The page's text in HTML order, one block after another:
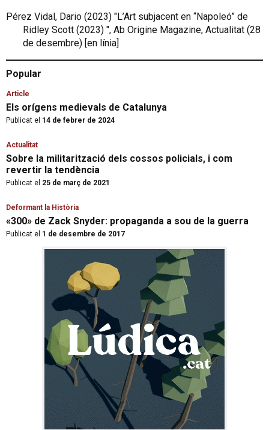
Pérez Vidal, Dario (2023) "L’Art subjacent en “Napoleó” de
Ridley Scott (2023) ", Ab Origine Magazine, Actualitat (28
de desembre) [en línia]
Popular
Article
Els orígens medievals de Catalunya
Publicat el 14 de febrer de 2024
Actualitat
Sobre la militarització dels cossos policials, i com
revertir la tendència
Publicat el 25 de març de 2021
Deformant la Història
«300» de Zack Snyder: propaganda a sou de la guerra
Publicat el 1 de desembre de 2017